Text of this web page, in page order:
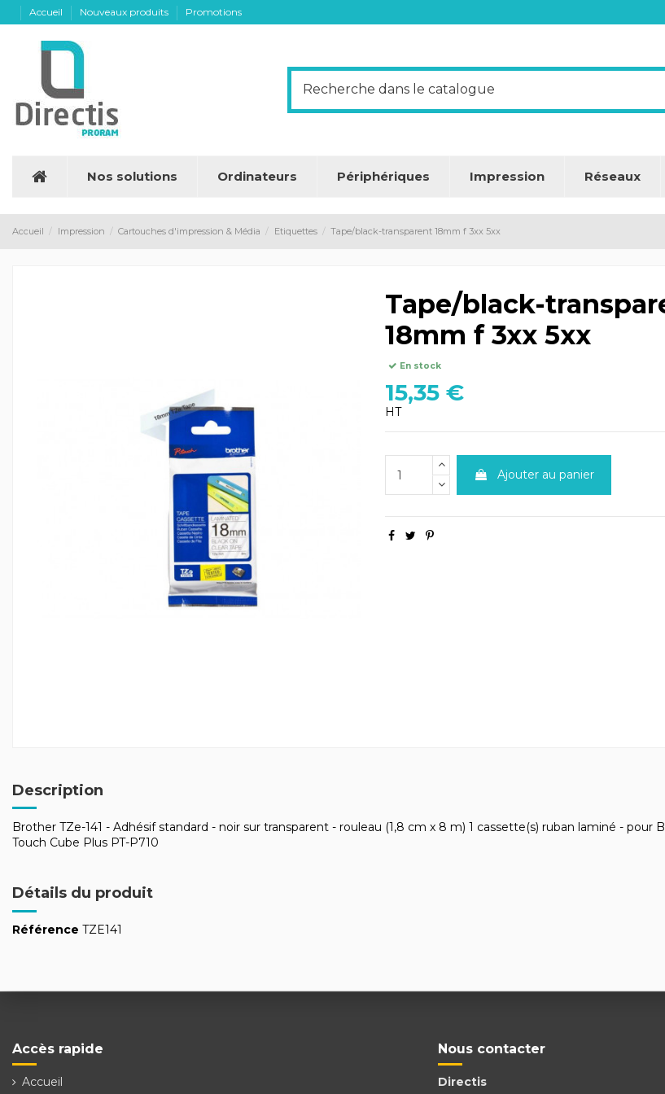
Accueil Nouveaux produits Promotions
Nos solutions Ordinateurs Périphériques Impression Réseaux
Accueil Impression Cartouches d'impression & Média Etiquettes Tape/black-transparent 18mm f 3xx 5xx
Tape/black-
18mm f 3xx 5xx
En stock
15,35 €
HT
Ajouter au panier
Description
Brother TZe-141 - Adhésif standard - noir sur transparent - rouleau (1,8 cm x 8 m) 1 cassette(s) ruban laminé -
Touch Cube Plus PT-P710
Détails du produit
Référence TZE141
Accès rapide
Accueil
Nous contacter
Directis